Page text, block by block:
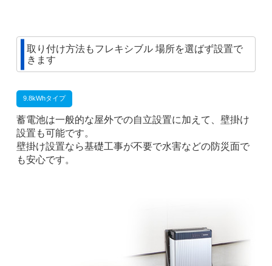
取り付け方法もフレキシブル 場所を選ばず設置で
きます
9.8kWhタイプ
蓄電池は一般的な屋外での自立設置に加えて、壁掛け
設置も可能です。
壁掛け設置なら基礎工事が不要で水害などの防災面で
も安心です。